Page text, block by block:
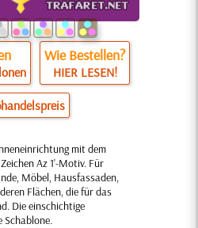
Wie Bestellen?
HIER LESEN!
mit dem
Az 1'-Motiv. Für
Möbel, Hausfassaden,
Flächen, die für das
Die einschichtige
Schablone.